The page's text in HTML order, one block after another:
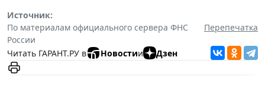
Источник:
По материалам официального сервера ФНС
России
Перепечатка
Читать ГАРАНТ.РУ в Новостии Дзен